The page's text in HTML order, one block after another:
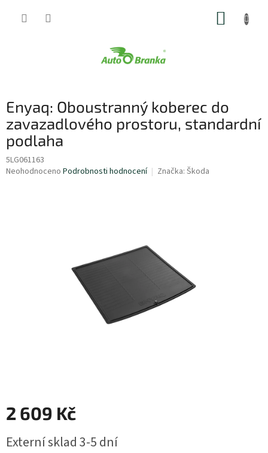
Enyaq: Oboustranný koberec do
zavazadlového prostoru, standardní
podlaha
5LG061163
Průměrné
Neohodnoceno Podrobnosti hodnocení Značka: Škoda
2 609 Kč
cena:
Externí sklad 3-5 dní